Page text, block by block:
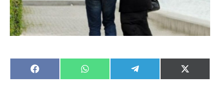
Share
on
Share
on
Share
on
Share
on